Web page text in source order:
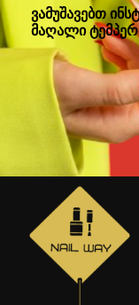
ვამუშავებთ
მაღალი